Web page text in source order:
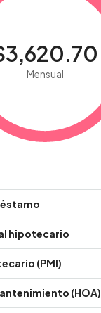
Mensual
hipotecario
(PMI)
(HOA)